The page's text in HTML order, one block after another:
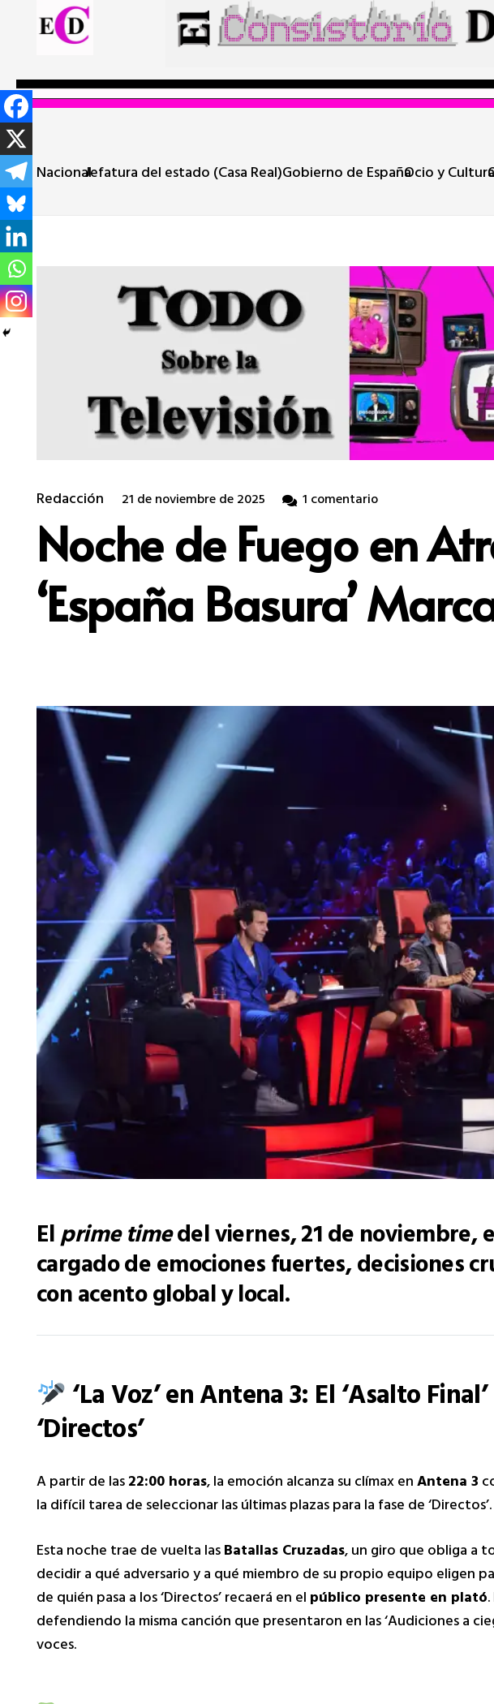
NacionalJefatura del estado (Casa Real)Gobierno de EspañaOcio y Cultura
Redacción 21 de noviembre de 2025 1comentario
Noche de Fuego en
‘España Basura’
Elprime timedel viernes, 21 de noviembre,
cargado de emociones fuertes, decisiones
con acento global y local.
‘La Voz’ en Antena 3: El ‘Asalto
‘Directos’
A partir de las22:00 horas, la emoción alcanza su clímax enAntena 3
la difícil tarea de seleccionar las últimas plazas para la fase de ‘Directos’.
Esta noche trae de vuelta lasBatallas Cruzadas, un giro que obliga a
decidir a qué adversario y a qué miembro de su propio equipo eligen
de quién pasa a los ‘Directos’ recaerá en elpúblico presente en plató
defendiendo la misma canción que presentaron en las ‘Audiciones a
voces.